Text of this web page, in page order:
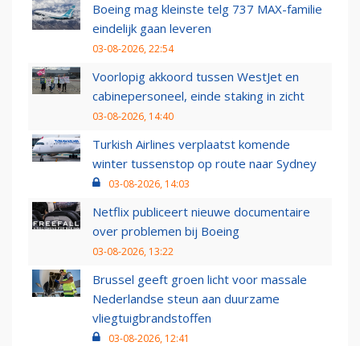
Boeing mag kleinste telg 737 MAX-familie
eindelijk gaan leveren
03-08-2026, 22:54
Voorlopig akkoord tussen WestJet en
cabinepersoneel, einde staking in zicht
03-08-2026, 14:40
Turkish Airlines verplaatst komende
winter tussenstop op route naar Sydney
03-08-2026, 14:03
Netflix publiceert nieuwe documentaire
over problemen bij Boeing
03-08-2026, 13:22
Brussel geeft groen licht voor massale
Nederlandse steun aan duurzame
vliegtuigbrandstoffen
03-08-2026, 12:41